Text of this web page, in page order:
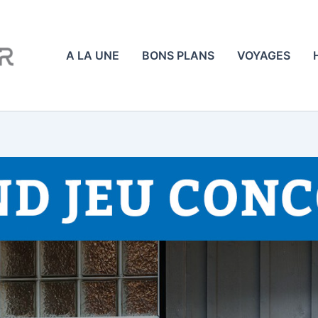
A LA UNE BONS PLANS VOYAGES